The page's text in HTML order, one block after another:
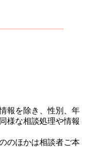
報を除き、性別、年
様な相談処理や情報
のほかは相談者ご本